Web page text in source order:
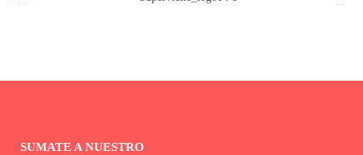
SUMATE A NUESTRO